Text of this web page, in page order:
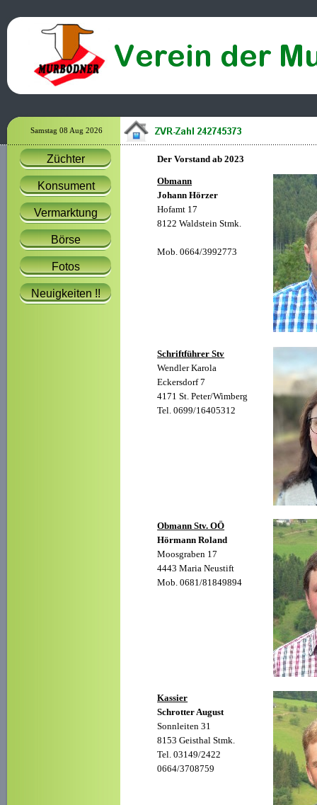
Samstag 08 Aug 2026
Züchter
Konsument
Vermarktung
Börse
Fotos
Neuigkeiten !!
Der Vorstand ab 2023
Obmann
Johann Hörzer
Hofamt 17
8122 Waldstein Stmk.
Mob. 0664/3992773
Schriftführer Stv
Wendler Karola
Eckersdorf 7
4171 St. Peter/Wimberg
Tel. 0699/16405312
Obmann Stv. OÖ
Hörmann Roland
Moosgraben 17
4443 Maria Neustift
Mob. 0681/81849894
Kassier
Schrotter August
Sonnleiten 31
8153 Geisthal Stmk.
Tel. 03149/2422
0664/3708759